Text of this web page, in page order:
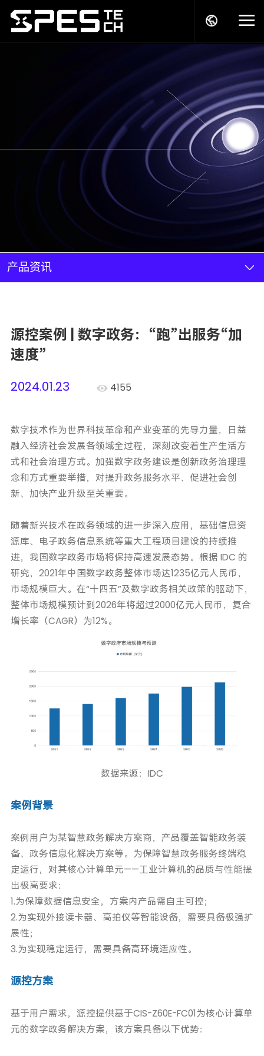
解决方案
商务模式
新闻资讯
加入我们
产品资讯
源控案例 | 数字政务：“跑”出服务“加
速度”
2024.01.23
4155
数字技术作为世界科技革命和产业变革的先导力量，日益
融入经济社会发展各领域全过程，深刻改变着生产生活方
式和社会治理方式。加强数字政务建设是创新政务治理理
念和方式重要举措，对提升政务服务水平、促进社会创
新、加快产业升级至关重要。
随着新兴技术在政务领域的进一步深入应用，基础信息资
源库、电子政务信息系统等重大工程项目建设的持续推
进，我国数字政务市场将保持高速发展态势。根据 IDC 的
研究，2021年中国数字政务整体市场达1235亿元人民币，
市场规模巨大。在“十四五”及数字政务相关政策的驱动下，
整体市场规模预计到2026年将超过2000亿元人民币，复合
增长率（CAGR）为12%。
数据来源：IDC
案例背景
案例用户为某智慧政务解决方案商，产品覆盖智能政务装
备、政务信息化解决方案等。为保障智慧政务服务终端稳
定运行，对其核心计算单元——工业计算机的品质与性能提
出极高要求：
1.为保障数据信息安全，方案内产品需自主可控；
2.为实现外接读卡器、高拍仪等智能设备，需要具备极强扩
展性；
3.为实现稳定运行，需要具备高环境适应性。
源控方案
基于用户需求，源控提供基于CIS-Z60E-FC01为核心计算单
元的数字政务解决方案，该方案具备以下优势：